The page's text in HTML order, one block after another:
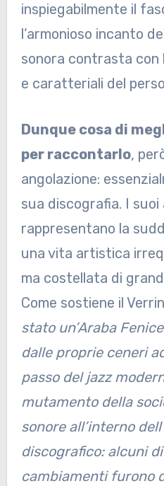
inspiegabilmente il
l’armonioso incanto
sonora contrasta con
e caratteriali del
Dunque cosa di
per raccontarlo,
angolazione:
sua discografia. I suoi
rappresentano la
una vita artistica
ma costellata di
Come sostiene il
stato un’Araba
dalle proprie ceneri
passo del jazz
mutamento della
sonore all’interno
discografico: alcuni
cambiamenti furono